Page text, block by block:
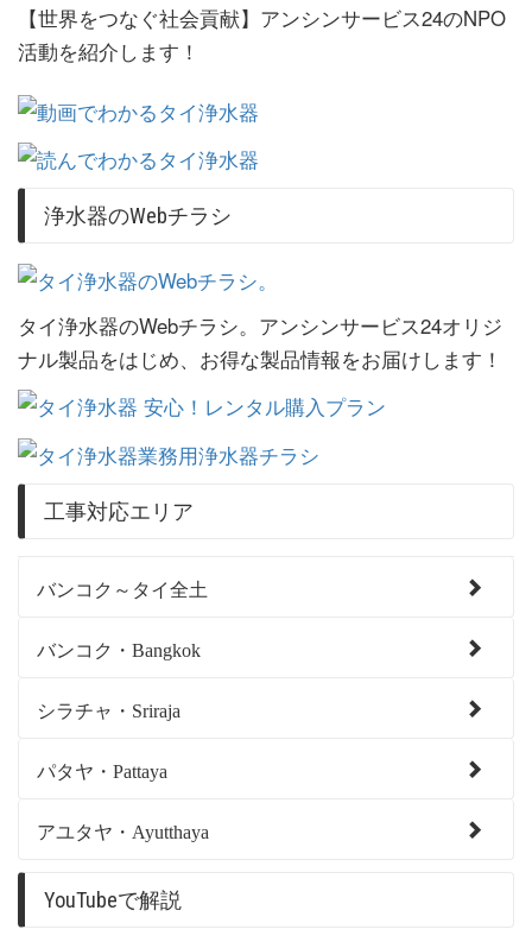
【世界をつなぐ社会貢献】アンシンサービス24のNPO
活動を紹介します！
浄水器のWebチラシ
タイ浄水器のWebチラシ。アンシンサービス24オリジ
ナル製品をはじめ、お得な製品情報をお届けします！
工事対応エリア
バンコク～タイ全土
バンコク・Bangkok
シラチャ・Sriraja
パタヤ・Pattaya
アユタヤ・Ayutthaya
YouTubeで解説